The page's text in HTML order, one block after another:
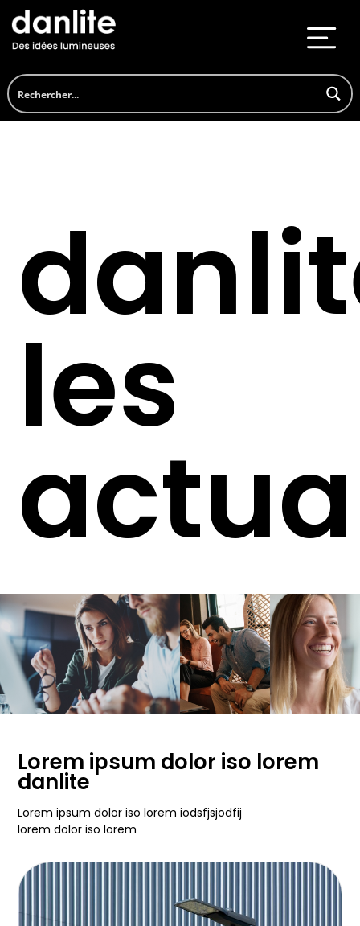
les
Lorem ipsum dolor iso lorem
danlite
Lorem ipsum dolor iso lorem iodsfjsjodfij
lorem dolor iso lorem